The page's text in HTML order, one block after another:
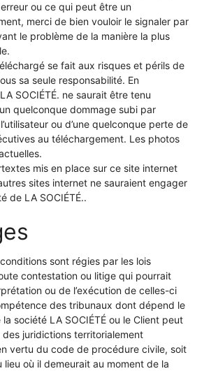
ou ce qui peut être un
merci de bien vouloir le signaler par
le problème de la manière la plus
se fait aux risques et périls de
sa seule responsabilité. En
SOCIÉTÉ. ne saurait être tenu
quelconque dommage subi par
ou d’une quelconque perte de
au téléchargement. Les photos
mis en place sur ce site internet
sites internet ne sauraient engager
de LA SOCIÉTÉ..
sont régies par les lois
contestation ou litige qui pourrait
ou de l’exécution de celles-ci
des tribunaux dont dépend le
société LA SOCIÉTÉ ou le Client peut
des juridictions territorialement
vertu du code de procédure civile, soit
lieu où il demeurait au moment de la